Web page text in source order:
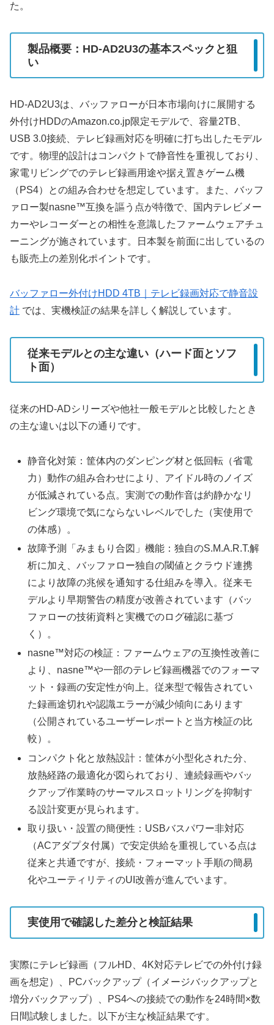
た。
製品概要：HD-AD2U3の基本スペックと狙
い
HD-AD2U3は、バッファローが日本市場向けに展開する
外付けHDDのAmazon.co.jp限定モデルで、容量2TB、
USB 3.0接続、テレビ録画対応を明確に打ち出したモデル
です。物理的設計はコンパクトで静音性を重視しており、
家電リビングでのテレビ録画用途や据え置きゲーム機
（PS4）との組み合わせを想定しています。また、バッフ
ァロー製nasne™互換を謳う点が特徴で、国内テレビメー
カーやレコーダーとの相性を意識したファームウェアチュ
ーニングが施されています。日本製を前面に出しているの
も販売上の差別化ポイントです。
バッファロー外付けHDD 4TB｜テレビ録画対応で静音設
計 では、実機検証の結果を詳しく解説しています。
従来モデルとの主な違い（ハード面とソフ
ト面）
従来のHD-ADシリーズや他社一般モデルと比較したとき
の主な違いは以下の通りです。
静音化対策：筐体内のダンピング材と低回転（省電
力）動作の組み合わせにより、アイドル時のノイズ
が低減されている点。実測での動作音は約静かなリ
ビング環境で気にならないレベルでした（実使用で
の体感）。
故障予測「みまもり合図」機能：独自のS.M.A.R.T.解
析に加え、バッファロー独自の閾値とクラウド連携
により故障の兆候を通知する仕組みを導入。従来モ
デルより早期警告の精度が改善されています（バッ
ファローの技術資料と実機でのログ確認に基づ
く）。
nasne™対応の検証：ファームウェアの互換性改善に
より、nasne™や一部のテレビ録画機器でのフォーマ
ット・録画の安定性が向上。従来型で報告されてい
た録画途切れや認識エラーが減少傾向にあります
（公開されているユーザーレポートと当方検証の比
較）。
コンパクト化と放熱設計：筐体が小型化された分、
放熱経路の最適化が図られており、連続録画やバッ
クアップ作業時のサーマルスロットリングを抑制す
る設計変更が見られます。
取り扱い・設置の簡便性：USBバスパワー非対応
（ACアダプタ付属）で安定供給を重視している点は
従来と共通ですが、接続・フォーマット手順の簡易
化やユーティリティのUI改善が進んでいます。
実使用で確認した差分と検証結果
実際にテレビ録画（フルHD、4K対応テレビでの外付け録
画を想定）、PCバックアップ（イメージバックアップと
増分バックアップ）、PS4への接続での動作を24時間×数
日間試験しました。以下が主な検証結果です。